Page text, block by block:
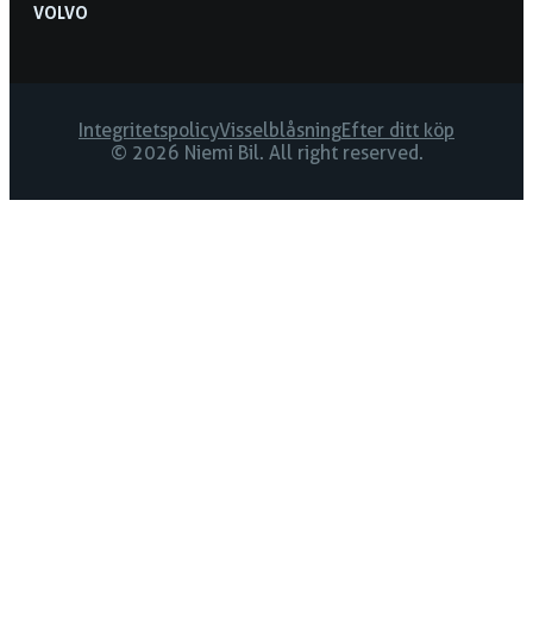
VOLVO
IntegritetspolicyVisselblåsningEfter ditt köp
© 2026 Niemi Bil. All right reserved.